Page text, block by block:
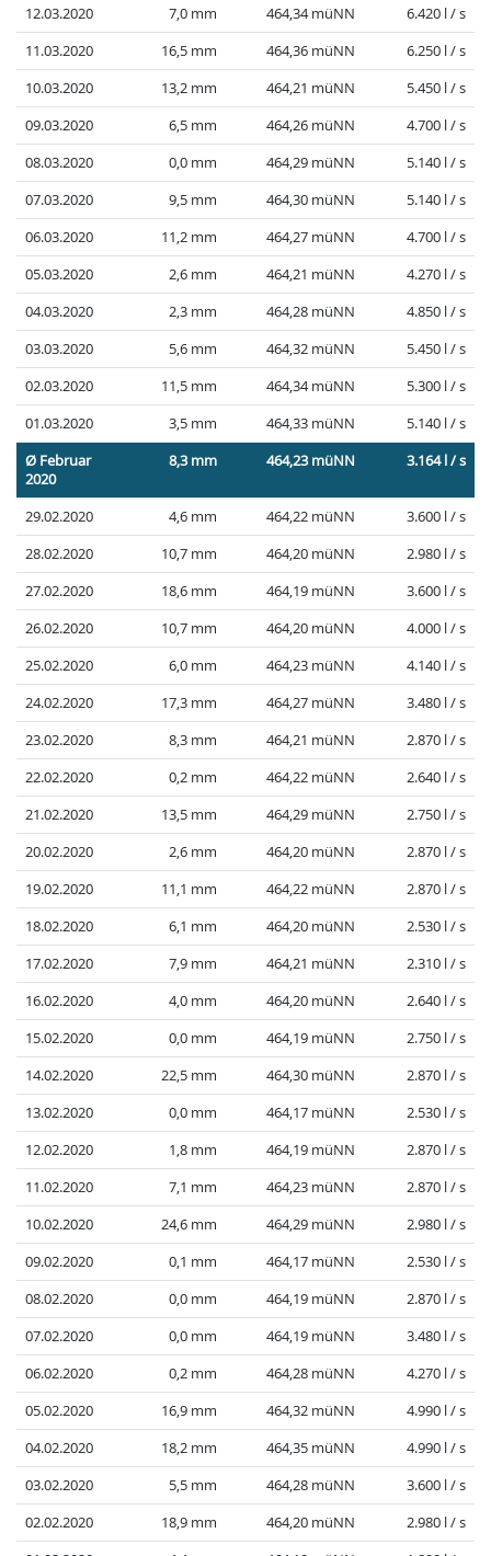
12.03.2020
7,0 mm 464,34 müNN
6.420 l / s
11.03.2020
16,5 mm 464,36 müNN
6.250 l / s
10.03.2020
13,2 mm 464,21 müNN
5.450 l / s
09.03.2020
6,5 mm 464,26 müNN
4.700 l / s
08.03.2020
0,0 mm 464,29 müNN
5.140 l / s
07.03.2020
9,5 mm 464,30 müNN
5.140 l / s
06.03.2020
11,2 mm 464,27 müNN
4.700 l / s
05.03.2020
2,6 mm 464,21 müNN
4.270 l / s
04.03.2020
2,3 mm 464,28 müNN
4.850 l / s
03.03.2020
5,6 mm 464,32 müNN
5.450 l / s
02.03.2020
11,5 mm 464,34 müNN
5.300 l / s
01.03.2020
3,5 mm 464,33 müNN
5.140 l / s
Ø Februar
2020
8,3 mm 464,23 müNN 3.164 l / s
29.02.2020 4,6 mm 464,22 müNN
3.600 l / s
28.02.2020
10,7 mm 464,20 müNN
2.980 l / s
27.02.2020
18,6 mm 464,19 müNN
3.600 l / s
26.02.2020
10,7 mm 464,20 müNN
4.000 l / s
25.02.2020
6,0 mm 464,23 müNN
4.140 l / s
24.02.2020
17,3 mm 464,27 müNN
3.480 l / s
23.02.2020
8,3 mm 464,21 müNN
2.870 l / s
22.02.2020
0,2 mm 464,22 müNN
2.640 l / s
21.02.2020
13,5 mm 464,29 müNN
2.750 l / s
20.02.2020
2,6 mm 464,20 müNN
2.870 l / s
19.02.2020
11,1 mm 464,22 müNN
2.870 l / s
18.02.2020
6,1 mm 464,20 müNN
2.530 l / s
17.02.2020
7,9 mm 464,21 müNN
2.310 l / s
16.02.2020
4,0 mm 464,20 müNN
2.640 l / s
15.02.2020
0,0 mm 464,19 müNN
2.750 l / s
14.02.2020
22,5 mm 464,30 müNN
2.870 l / s
13.02.2020
0,0 mm 464,17 müNN
2.530 l / s
12.02.2020
1,8 mm 464,19 müNN
2.870 l / s
11.02.2020
7,1 mm 464,23 müNN
2.870 l / s
10.02.2020
24,6 mm 464,29 müNN
2.980 l / s
09.02.2020
0,1 mm 464,17 müNN
2.530 l / s
08.02.2020
0,0 mm 464,19 müNN
2.870 l / s
07.02.2020
0,0 mm 464,19 müNN
3.480 l / s
06.02.2020
0,2 mm 464,28 müNN
4.270 l / s
05.02.2020
16,9 mm 464,32 müNN
4.990 l / s
04.02.2020
18,2 mm 464,35 müNN
4.990 l / s
03.02.2020
5,5 mm 464,28 müNN
3.600 l / s
02.02.2020
18,9 mm 464,20 müNN
2.980 l / s